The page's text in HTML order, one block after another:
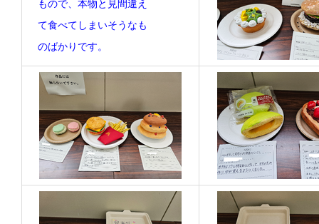
もので、本物と見間違え
て食べてしまいそうなも
のばかりです。